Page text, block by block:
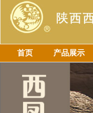
首页 产品展示